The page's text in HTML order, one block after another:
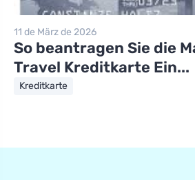
11 de März de 2026
So beantragen Sie die
Travel Kreditkarte Ein...
Kreditkarte